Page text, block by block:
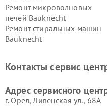
Ремонт микроволновых
печей Bauknecht
Ремонт стиральных машин
Bauknecht
Контакты сервис
Адрес сервисного
г. Орёл, Ливенская ул., 68А